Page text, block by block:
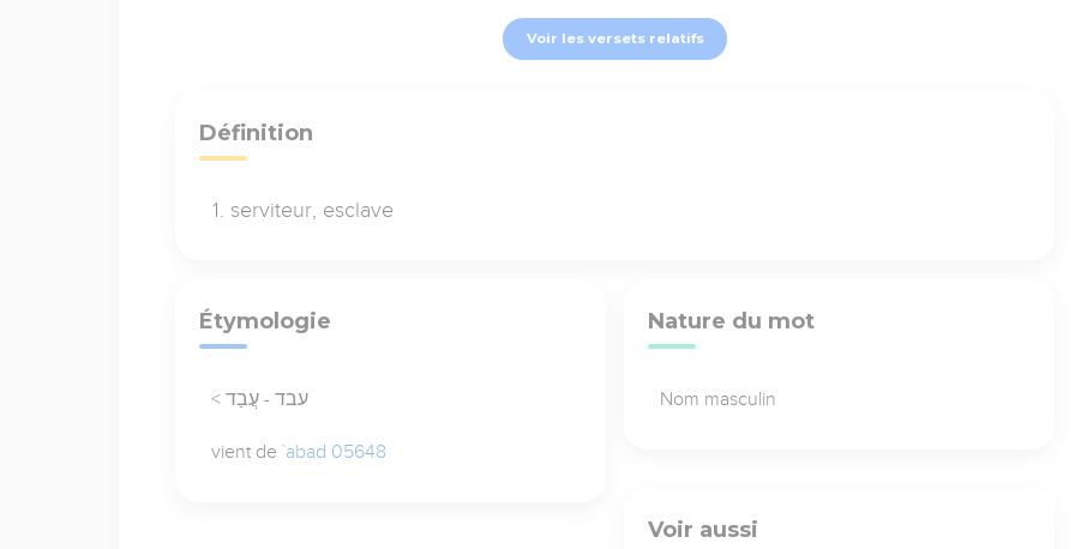
Voir les versets relatifs
Définition
serviteur, esclave
Étymologie
< עבד - עֲבַד
vient de `abad 05648
Nature du mot
Nom masculin
Voir aussi